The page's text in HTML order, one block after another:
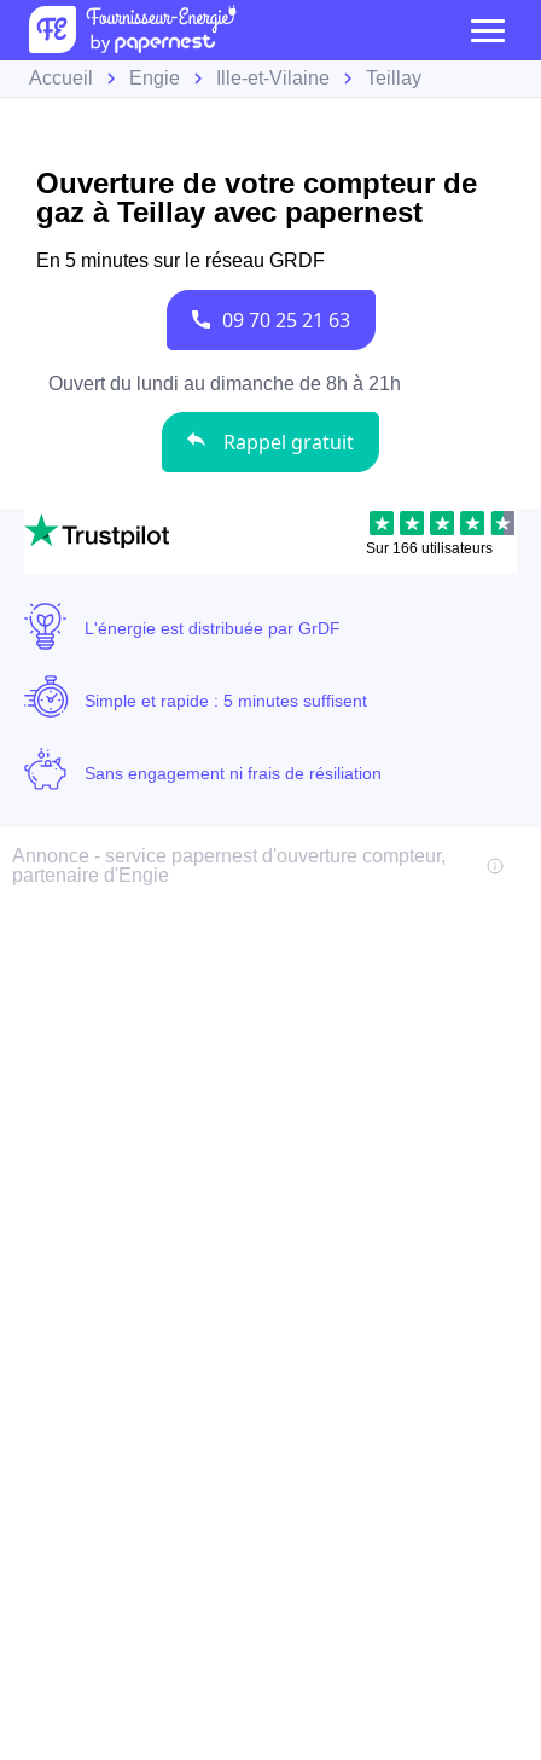
Accueil Engie Ille-et-Vilaine Teillay